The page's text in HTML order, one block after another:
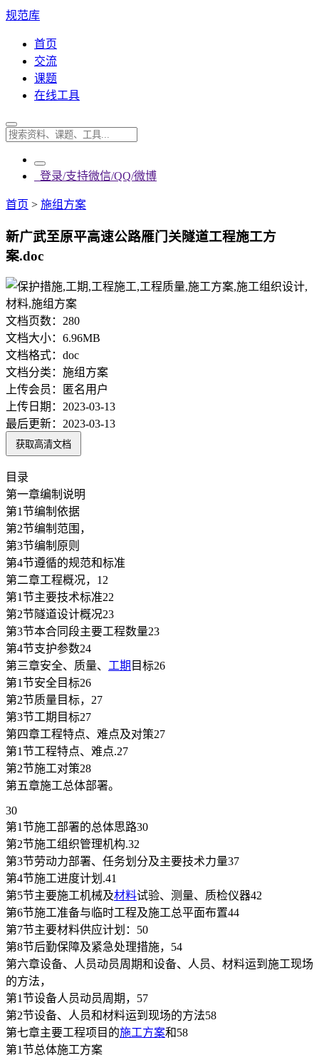
规范库
首页
交流
课题
在线工具
登录/支持微信/QQ/微博
首页 > 施组方案
新广武至原平高速公路雁门关隧道工程施工方
案.doc
文档页数： 280
文档大小： 6.96MB
文档格式： doc
文档分类： 施组方案
上传会员：
匿名用户
上传日期： 2023-03-13
最后更新： 2023-03-13
获取高清文档
目录
第一章编制说明
第1节编制依据
第2节编制范围，
第3节编制原则
第4节遵循的规范和标准
第二章工程概况，12
第1节主要技术标准22
第2节隧道设计概况23
第3节本合同段主要工程数量23
第4节支护参数24
第三章安全、质量、 工期 目标26
第1节安全目标26
第2节质量目标，27
第3节工期目标27
第四章工程特点、难点及对策27
第1节工程特点、难点.27
第2节施工对策28
第五章施工总体部署。
30
第1节施工部署的总体思路30
第2节施工组织管理机构.32
第3节劳动力部署、任务划分及主要技术力量37
第4节施工进度计划.41
第5节主要施工机械及材料试验、测量、质检仪器42
第6节施工准备与临时工程及施工总平面布置44
第7节主要材料供应计划：50
第8节后勤保障及紧急处理措施，54
第六章设备、人员动员周期和设备、人员、材料运到施工现场
的方法，
第1节设备人员动员周期，57
第2节设备、人员和材料运到现场的方法58
第七章主要工程项目的施工方案和58
第1节总体施工方案